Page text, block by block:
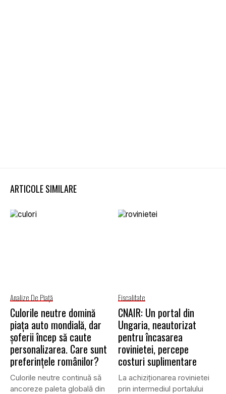
ARTICOLE SIMILARE
Analize De Piață
Culorile neutre domină
piața auto mondială, dar
șoferii încep să caute
personalizarea. Care sunt
preferințele românilor?
Culorile neutre continuă să
ancoreze paleta globală din
Fiscalitate
CNAIR: Un portal din
Ungaria, neautorizat
pentru încasarea
rovinietei, percepe
costuri suplimentare
La achiziționarea rovinietei
prin intermediul portalului